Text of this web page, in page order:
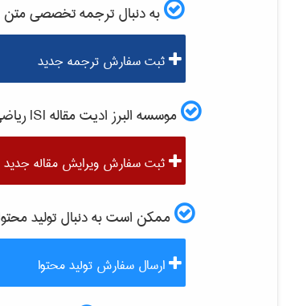
به دنبال ترجمه تخصصی متن
ثبت سفارش ترجمه جدید
موسسه البرز ادیت مقاله ISI
ثبت سفارش ویرایش مقاله جدید
ممکن است به دنبال تولید
ارسال سفارش تولید محتوا